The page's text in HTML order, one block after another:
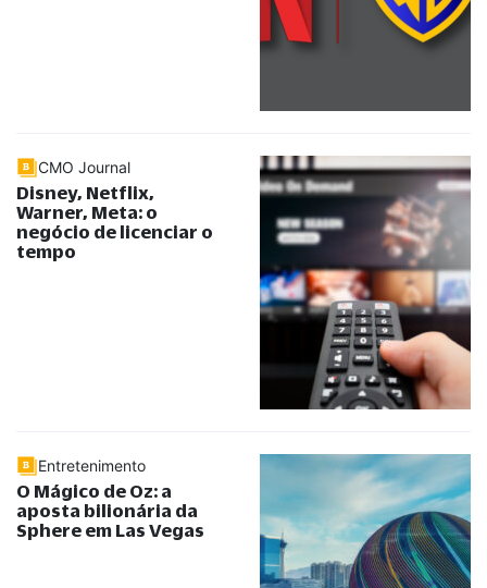
CMO Journal
Disney, Netflix,
Warner, Meta: o
negócio de licenciar o
tempo
Entretenimento
O Mágico de Oz: a
aposta bilionária da
Sphere em Las Vegas